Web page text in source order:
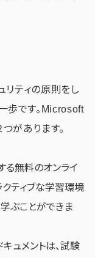
リティの原則をし
歩です。Microsoft
があります。
る無料のオンライ
クティブな学習環境
ぶことができま
ュメントは、試験